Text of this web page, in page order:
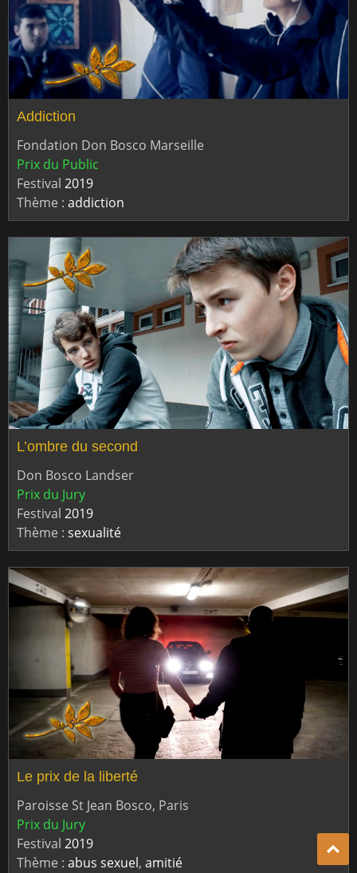
Addiction
Fondation Don Bosco Marseille
Prix du Public
Festival 2019
Thème : addiction
L’ombre du second
Don Bosco Landser
Prix du Jury
Festival 2019
Thème : sexualité
Le prix de la liberté
Paroisse St Jean Bosco, Paris
Prix du Jury
Festival 2019
Thème : abus sexuel, amitié